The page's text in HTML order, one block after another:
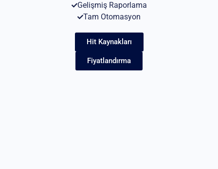
Gelişmiş Raporlama
Tam Otomasyon
Hit Kaynakları
Fiyatlandırma